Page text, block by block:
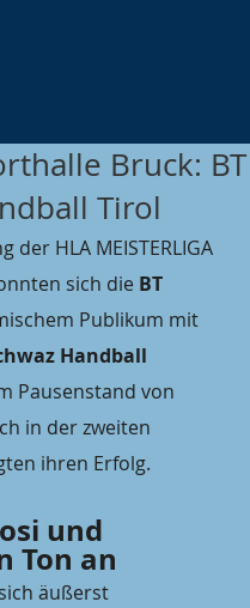
Bruck: BT
Tirol
HLA MEISTERLIGA
sich die BT
Publikum mit
Handball
Pausenstand von
in der zweiten
ihren Erfolg.
und
Ton an
äußerst